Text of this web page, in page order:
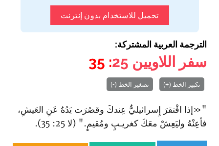
تحميل للاستخدام بدون إنترنت
الترجمة العربية المشتركة:
سفر اللاويين 25
: 35
تكبير الخط (+) تصغير الخط (-)
"«إذا ا‏فْتقرَ إِسرائيليٌّ عِندكَ وقصُرَت يَدُهُ عَنِ العَيشِ،
فأعِنْهُ وليَعِشْ معَكَ كغريـبٍ ومُقيمٍ‌." (لا 25: 35).